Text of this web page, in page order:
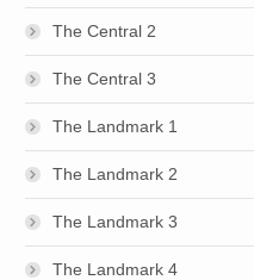
The Central 2
The Central 3
The Landmark 1
The Landmark 2
The Landmark 3
The Landmark 4